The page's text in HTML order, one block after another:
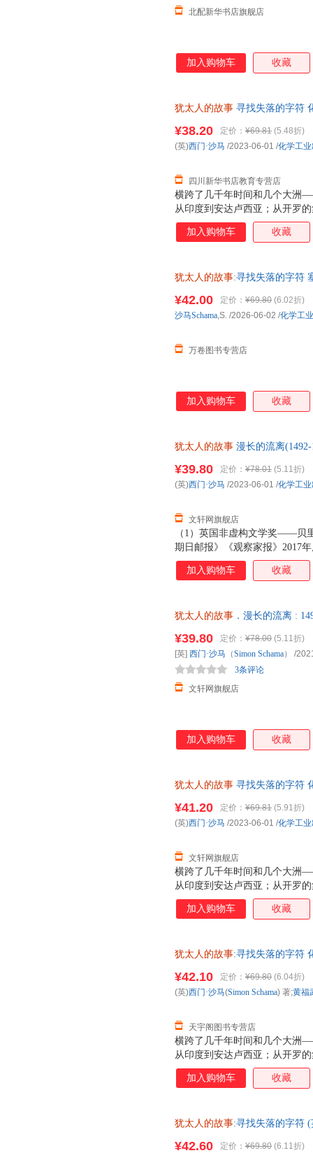
北配新华书店旗舰店
加入购物车 收藏
犹太人的故事 寻找失落的字符
横跨了几千年时间和几个大洲
从印度到安达卢西亚；从开罗
新月沃土的文明与冲突…… ＊
奖、W.H.史密斯文学奖、全美
众多国内名家学者诚意推荐
学格来泽犹太文化研究所所长
校长 ＊版权热销全球20多个国
¥38.20 定价： ¥69.81 (5.48折)
四川新华书店教育专营店
(英)西门·沙马 /2023-06-01 /化学工
加入购物车 收藏
犹太人的故事:寻找失落的字符
版！电子发票！幼儿童书培养
¥42.00 定价： ¥69.80 (6.02折)
万卷图书专营店
沙马Schama,S. /2026-06-02 /化学工
加入购物车 收藏
犹太人的故事 漫长的流离
（1）英国非虚构文学奖——贝
期日邮报》《观察家报》2017
协会奖得主、英国重量级历史
（3）犹太课题研究领域里程
教授亲自领队翻译，并做了两
¥39.80 定价： ¥78.01 (5.11折)
文轩网旗舰店
(英)西门·沙马 /2023-06-01 /化学工
加入购物车 收藏
犹太人的故事 ．漫长的流离 :
¥39.80 定价： ¥78.00 (5.11折)
文轩网旗舰店
3条评论
[英] 西门·沙马 （Simon Schama） /
加入购物车 收藏
犹太人的故事 寻找失落的字符
横跨了几千年时间和几个大洲
从印度到安达卢西亚；从开罗
新月沃土的文明与冲突…… ＊
奖、W.H.史密斯文学奖、全美
众多国内名家学者诚意推荐
学格来泽犹太文化研究所所长
校长 ＊版权热销全球20多个国
¥41.20 定价： ¥69.81 (5.91折)
文轩网旗舰店
(英)西门·沙马 /2023-06-01 /化学工
加入购物车 收藏
犹太人的故事:寻找失落的字符
横跨了几千年时间和几个大洲
从印度到安达卢西亚；从开罗
新月沃土的文明与冲突…… ＊
奖、W.H.史密斯文学奖、全美
众多国内名家学者诚意推荐
¥42.10 定价： ¥69.80 (6.04折)
天宇阁图书专营店
(英)西门·沙马(Simon Schama) 著;黄福
加入购物车 收藏
犹太人的故事:寻找失落的字符 (
¥42.60 定价： ¥69.80 (6.11折)